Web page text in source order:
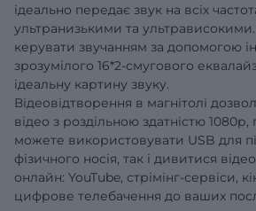
ідеально передає звук на всіх
ультранизькими та
керувати звучанням за допомогою
зрозумілого 16*2-смугового
ідеальну картину звуку.
Відеовідтворення в магнітолі
відео з роздільною здатністю
можете використовувати USB для
фізичного носія, так і дивитися
онлайн: YouTube, стрімінг-сервіси,
цифрове телебачення до ваших